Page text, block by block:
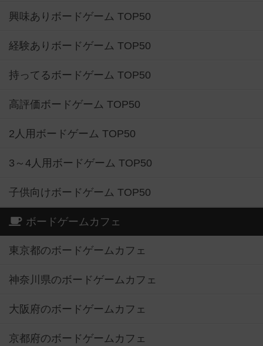
興味ありボードゲーム TOP50
経験ありボードゲーム TOP50
持ってるボードゲーム TOP50
高評価ボードゲーム TOP50
2人用ボードゲーム TOP50
3～4人用ボードゲーム TOP50
子供向けボードゲーム TOP50
ボードゲームカフェ
東京都のボードゲームカフェ
神奈川県のボードゲームカフェ
大阪府のボードゲームカフェ
京都府のボードゲームカフェ